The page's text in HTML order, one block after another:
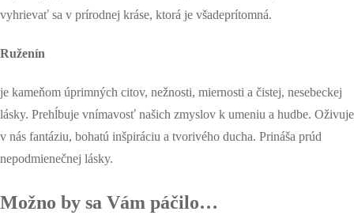
vyhrievať sa v prírodnej kráse, ktorá je všadeprítomná.
Ruženín
je kameňom úprimných citov, nežnosti, miernosti a čistej, nesebeckej
lásky. Prehĺbuje vnímavosť našich zmyslov k umeniu a hudbe. Oživuje
v nás fantáziu, bohatú inšpiráciu a tvorivého ducha. Prináša prúd
nepodmienečnej lásky.
Možno by sa Vám páčilo…